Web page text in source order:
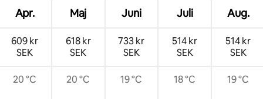
Apr. Maj Juni Juli Aug.
609 kr
SEK
618 kr
SEK
733 kr
SEK
514 kr
SEK
514 kr
SEK
20 °C 20 °C 19 °C 18 °C 19 °C